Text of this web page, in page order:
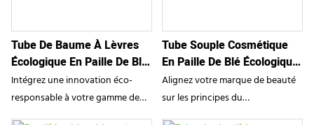
précision et d'une finition
mouchetée naturelle. Il allie à la
perfection respect de
l'environnement et fonctionnalité
optimale au quotidien pour vos
lotions toniques et brumes visage
naturelles. Il allie avec brio
respect de l'environnement et
application précise et hygiénique
pour des gloss et baumes à lèvres
haut de gamme.
Tube De Baume À Lèvres
Écologique En Paille De Blé
Avec Applicateur PE
Détachable
Intégrez une innovation éco-
responsable à votre gamme de
soins pour les lèvres avec le
Tube Souple Cosmétique
En Paille De Blé Écologique
De Qualité Supérieure
Alignez votre marque de beauté
sur les principes du
développement durable grâce au